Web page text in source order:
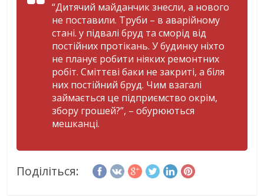
“Дитячий майданчик знесли, а нового
не поставили. Труби – в аварійному
стані. у підвалі бруд та сморід від
постійних протікань. У будинку ніхто
не планує робити ніяких ремонтних
робіт. Сміттєві баки не закриті, а біля
них постійний бруд. Чим взагалі
займається це підприємство окрім,
збору грошей?”, – обурюються
мешканці.
Поділіться: